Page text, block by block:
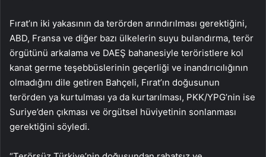
Fırat’ın iki yakasının da terörden arındırılması gerektiğini,
ABD, Fransa ve diğer bazı ülkelerin suyu bulandırma, terör
örgütünü arkalama ve DAEŞ bahanesiyle teröristlere kol
kanat germe teşebbüslerinin geçerliği ve inandırıcılığının
olmadığını dile getiren Bahçeli, Fırat’ın doğusunun
terörden ya kurtulması ya da kurtarılması, PKK/YPG’nin ise
Suriye’den çıkması ve örgütsel hüviyetinin sonlanması
gerektiğini söyledi.